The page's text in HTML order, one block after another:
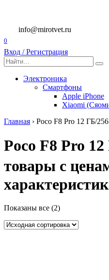
содержанию
info@mirotvet.ru
0
Вход / Регистрация
Search
for:
Электроника
Смартфоны
Apple iPhone
Xiaomi
Главная › Poco F8 Pro 12 ГБ/
Poco F8 Pro
товары с
Показаны все (2)